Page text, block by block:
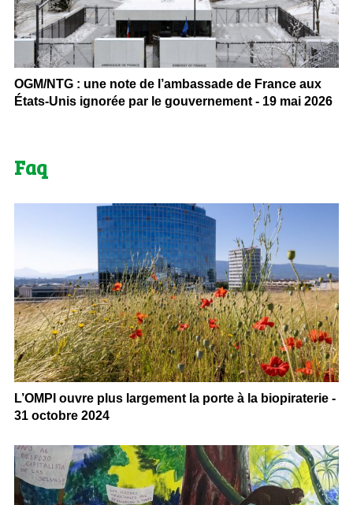
OGM/NTG : une note de l’ambassade de France aux
États-Unis ignorée par le gouvernement - 19 mai 2026
Faq
L’OMPI ouvre plus largement la porte à la biopiraterie -
31 octobre 2024